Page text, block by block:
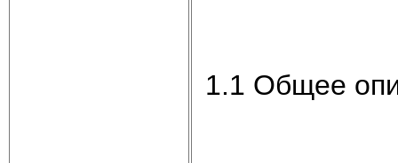
1.1 Общее